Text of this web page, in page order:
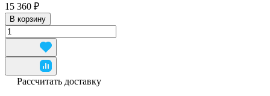
15 360 ₽
В корзину
Рассчитать доставку